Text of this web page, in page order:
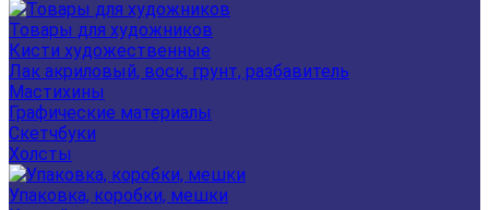
Товары для художников
Кисти художественные
Лак акриловый, воск, грунт, разбавитель
Мастихины
Графические материалы
Скетчбуки
Холсты
Упаковка, коробки, мешки